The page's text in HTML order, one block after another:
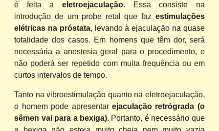
é feitaaeletroejaculação. Essa consiste na
introdução de um probe retal que faz estimulações
elétricas na próstata, levando à ejaculação na quase
totalidade dos casos. Em homens que têm dor, será
necessária a anestesia geral para o procedimento, e
não poderá ser repetido com muita frequência ou em
curtos intervalos de tempo.
Tanto na vibroestimulação quanto na eletroejaculação,
o homem pode apresentar ejaculação retrógrada (o
sêmen vai para a bexiga). Portanto, é necessário que